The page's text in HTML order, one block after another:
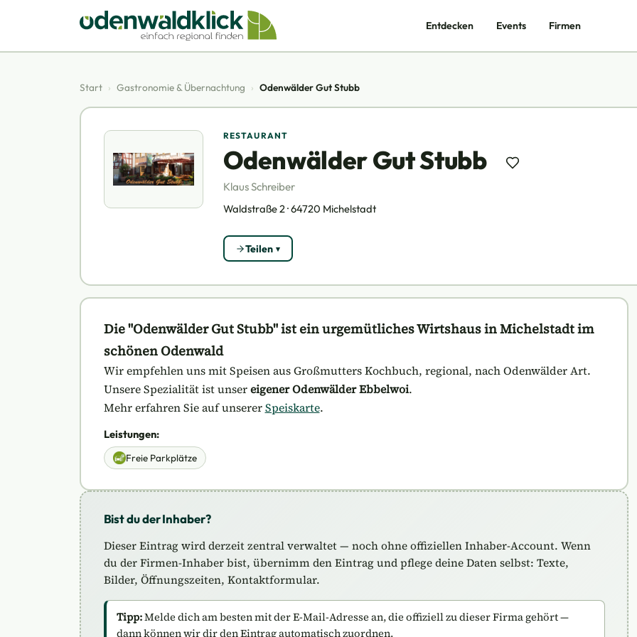
Entdecken Events Firmen
Start › Gastronomie & Übernachtung › Odenwälder Gut Stubb
RESTAURANT
Odenwälder Gut Stubb
Klaus Schreiber
Waldstraße 2 · 64720 Michelstadt
Teilen
Die "Odenwälder Gut Stubb" ist ein urgemütliches Wirtshaus in Michelstadt im
schönen Odenwald
Wir empfehlen uns mit Speisen aus Großmutters Kochbuch, regional, nach Odenwälder Art.
Unsere Spezialität ist unsereigener Odenwälder Ebbelwoi.
Mehr erfahren Sie auf unsererSpeiskarte.
Leistungen:
Freie Parkplätze
Bist du der Inhaber?
Dieser Eintrag wird derzeit zentral verwaltet — noch ohne offiziellen Inhaber-Account. Wenn
du der Firmen-Inhaber bist, übernimm den Eintrag und pflege deine Daten selbst: Texte,
Bilder, Öffnungszeiten, Kontaktformular.
Tipp:Melde dich am besten mit der E-Mail-Adresse an, die offiziell zu dieser Firma gehört —
dann können wir dir den Eintrag automatisch zuordnen.